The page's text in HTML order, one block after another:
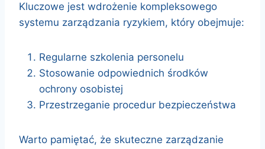
Kluczowe jest wdrożenie kompleksowego
systemu zarządzania ryzykiem, który obejmuje:
Regularne szkolenia personelu
Stosowanie odpowiednich środków
ochrony osobistej
Przestrzeganie procedur bezpieczeństwa
Warto pamiętać, że skuteczne zarządzanie